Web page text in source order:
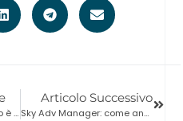
Retail 4.0: il negozio fisico è una scommessa digitale
Articolo Successivo
Sky Adv Manager: come andare in tv senza spendere troppo